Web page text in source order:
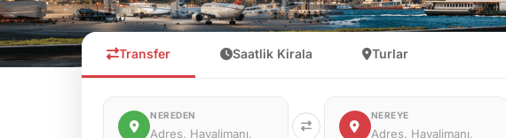
Transfer Saatlik Kirala Turlar
NEREDEN NEREYE